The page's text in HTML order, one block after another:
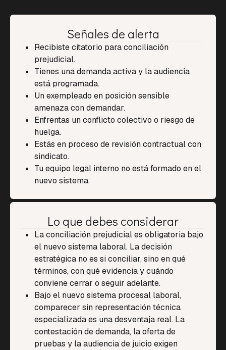
Señales de alerta
Recibiste citatorio para conciliación
prejudicial.
Tienes una demanda activa y la audiencia
está programada.
Un exempleado en posición sensible
amenaza con demandar.
Enfrentas un conflicto colectivo o riesgo de
huelga.
Estás en proceso de revisión contractual con
sindicato.
Tu equipo legal interno no está formado en el
nuevo sistema.
Lo que debes considerar
La conciliación prejudicial es obligatoria bajo
el nuevo sistema laboral. La decisión
estratégica no es si conciliar, sino en qué
términos, con qué evidencia y cuándo
conviene cerrar o seguir adelante.
Bajo el nuevo sistema procesal laboral,
comparecer sin representación técnica
especializada es una desventaja real. La
contestación de demanda, la oferta de
pruebas y la audiencia de juicio exigen